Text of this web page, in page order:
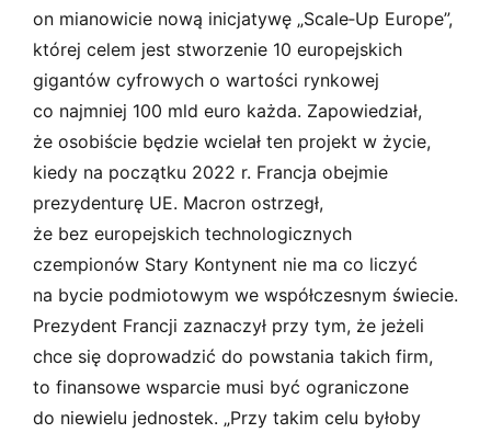
on mianowicie nową inicjatywę „Scale‑Up Europe”,
której celem jest stworzenie 10 europejskich
gigantów cyfrowych o wartości rynkowej
co najmniej 100 mld euro każda. Zapowiedział,
że osobiście będzie wcielał ten projekt w życie,
kiedy na początku 2022 r. Francja obejmie
prezydenturę UE. Macron ostrzegł,
że bez europejskich technologicznych
czempionów Stary Kontynent nie ma co liczyć
na bycie podmiotowym we współczesnym świecie.
Prezydent Francji zaznaczył przy tym, że jeżeli
chce się doprowadzić do powstania takich firm,
to finansowe wsparcie musi być ograniczone
do niewielu jednostek. „Przy takim celu byłoby